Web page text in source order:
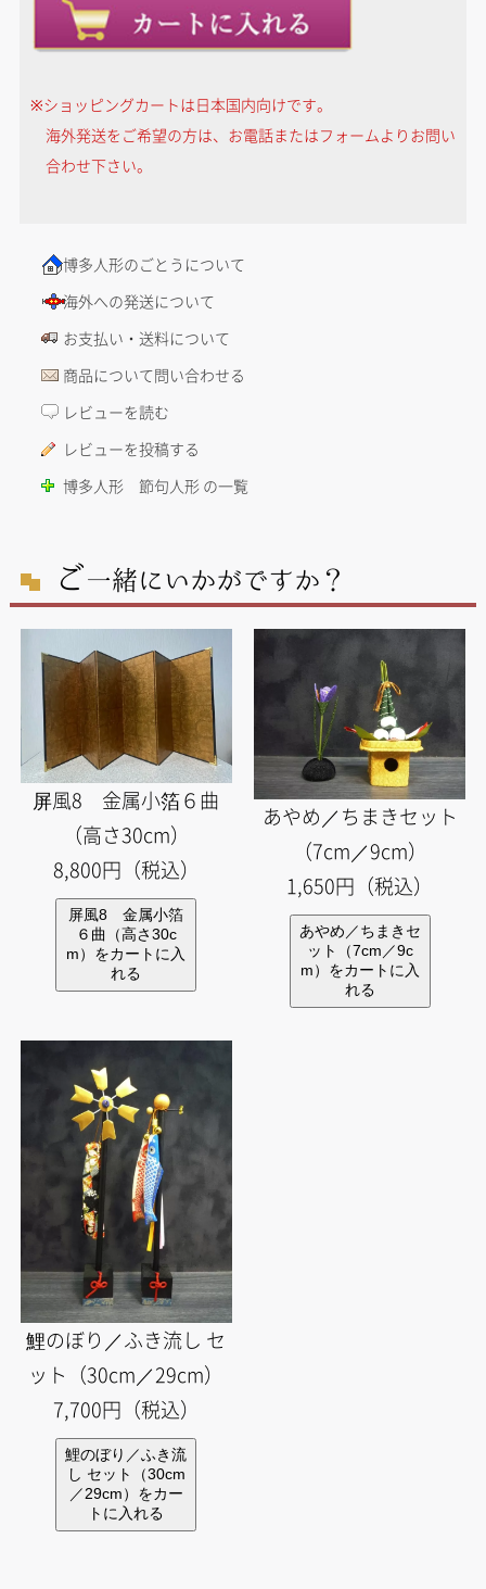
※ショッピングカートは日本国内向けです。
海外発送をご希望の方は、お電話またはフォームよりお問い
合わせ下さい。
博多人形のごとうについて
海外への発送について
お支払い・送料について
商品について問い合わせる
レビューを読む
レビューを投稿する
博多人形 節句人形 の一覧
ご一緒にいかがですか？
屏風8 金属小箔６曲
（高さ30cm）
8,800円（税込）
あやめ／ちまきセット
（7cm／9cm）
1,650円（税込）
鯉のぼり／ふき流し セ
ット（30cm／29cm）
7,700円（税込）